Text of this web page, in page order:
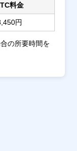
料金
円
の所要時間を